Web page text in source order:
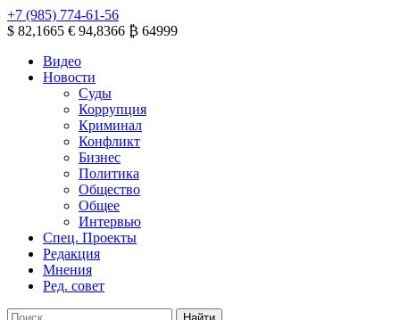
+7 (985) 774-61-56
$ 82,1665 € 94,8366 ₿ 64999
Видео
Новости
Суды
Коррупция
Криминал
Конфликт
Бизнес
Политика
Общество
Общее
Интервью
Спец. Проекты
Редакция
Мнения
Ред. совет